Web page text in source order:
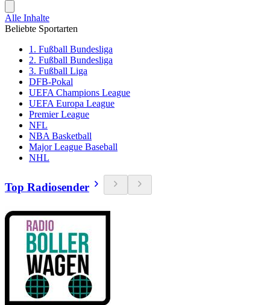
Alle Inhalte
Beliebte Sportarten
1. Fußball Bundesliga
2. Fußball Bundesliga
3. Fußball Liga
DFB-Pokal
UEFA Champions League
UEFA Europa League
Premier League
NFL
NBA Basketball
Major League Baseball
NHL
Top Radiosender